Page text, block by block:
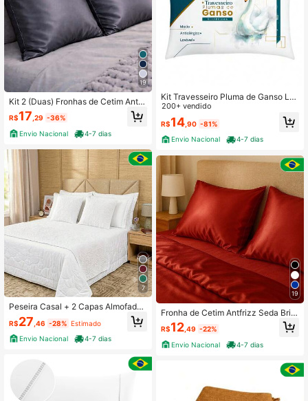
19
Kit 2 (Duas) Fronhas de Cetim Antfri
zz Premium
R$17 ,29 -36%
Envio Nacional
4-7 dias
7
Peseira Casal + 2 Capas Almofadas
40x40cm C/ Zíper Matelada Camili
R$27 ,46 -28% Estimado
Envio Nacional
4-7 dias
Kit Travesseiro Pluma de Ganso Lux
o Descanso Antiacaro 70x50cm To
que Macio Noites Melhores Isis Dec
oração
200+ vendido
R$14 ,90 -81%
Envio Nacional
4-7 dias
19
Fronha de Cetim Antfrizz Seda Brilh
o Avulsa (1 unidade)
R$12 ,49 -22%
Envio Nacional
4-7 dias